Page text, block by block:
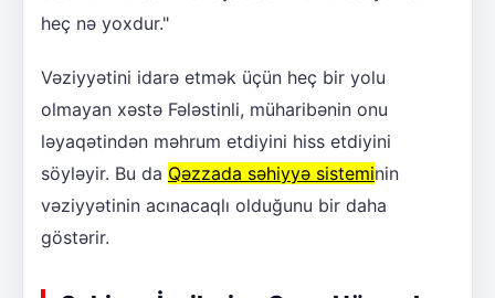
heç nə yoxdur."
Vəziyyətini idarə etmək üçün heç bir yolu
olmayan xəstə Fələstinli, müharibənin onu
ləyaqətindən məhrum etdiyini hiss etdiyini
söyləyir. Bu da Qəzzada səhiyyə sisteminin
vəziyyətinin acınacaqlı olduğunu bir daha
göstərir.